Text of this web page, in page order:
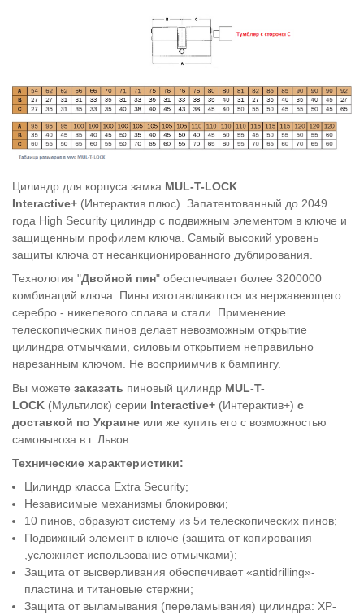
Цилиндр для корпуса замка MUL-T-LOCK
Interactive+ (Интерактив плюс). Запатентованный до 2049
года High Security цилиндр с подвижным элементом в ключе и
защищенным профилем ключа. Самый высокий уровень
защиты ключа от несанкционированного дублирования.
Технология "Двойной пин" обеспечивает более 3200000
комбинаций ключа. Пины изготавливаются из нержавеющего
серебро - никелевого сплава и стали. Применение
телескопических пинов делает невозможным открытие
цилиндра отмычками, силовым открытием неправильно
нарезанным ключом. Не восприимчив к бампингу.
Вы можете заказать пиновый цилиндр MUL-T-
LOCK (Мультилок) серии Interactive+ (Интерактив+) с
доставкой по Украине или же купить его с возможностью
самовывоза в г. Львов.
Технические характеристики:
Цилиндр класса Extra Security;
Независимые механизмы блокировки;
10 пинов, образуют систему из 5и телескопических пинов;
Подвижный элемент в ключе (защита от копирования
,усложняет использование отмычками);
Защита от высверливания обеспечивает «antidrilling»-
пластина и титановые стержни;
Защита от выламывания (переламывания) цилиндра: ХР-